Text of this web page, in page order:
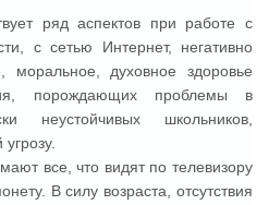
ряд аспектов при работе с
с сетью Интернет, негативно
духовное здоровье
порождающих проблемы в
неустойчивых школьников,
все, что видят по телевизору
В силу возраста, отсутствия